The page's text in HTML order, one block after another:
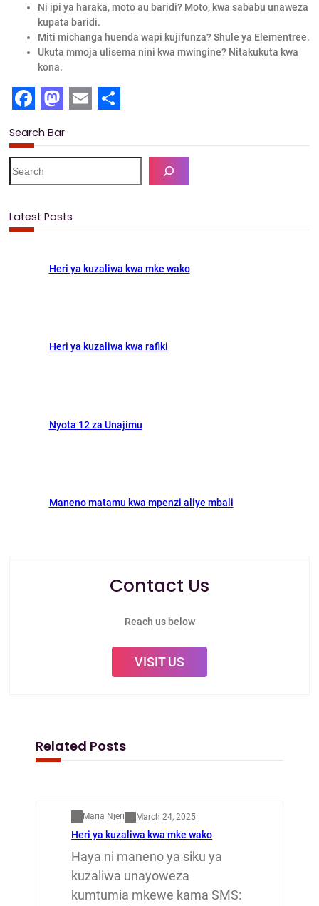
Ni ipi ya haraka, moto au baridi? Moto, kwa sababu unaweza
kupata baridi.
Miti michanga huenda wapi kujifunza? Shule ya Elementree.
Ukuta mmoja ulisema nini kwa mwingine? Nitakukuta kwa
kona.
a
c
e
b
o
a
s
t
o
d
o
n
m
a
i
l
h
a
r
Search Bar
e
c
Latest Posts
Heri ya kuzaliwa kwa mke wako
Heri ya kuzaliwa kwa rafiki
Nyota 12 za Unajimu
Maneno matamu kwa mpenzi aliye mbali
Contact Us
Reach us below
VISIT US
Related Posts
Maria Njeri March 24, 2025
Heri ya kuzaliwa kwa mke wako
Haya ni maneno ya siku ya
kuzaliwa unayoweza
kumtumia mkewe kama SMS: